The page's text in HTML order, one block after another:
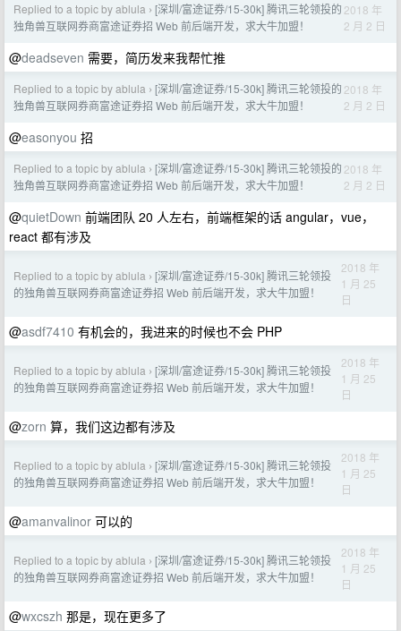
Replied to a topic by ablula › [深圳/富途证券/15-30k] 腾讯三轮领投的
独角兽互联网券商富途证券招 Web 前后端开发，求大牛加盟！
2018 年
2 月 2 日
@deadseven 需要，简历发来我帮忙推
Replied to a topic by ablula › [深圳/富途证券/15-30k] 腾讯三轮领投的
独角兽互联网券商富途证券招 Web 前后端开发，求大牛加盟！
2018 年
2 月 2 日
@easonyou 招
Replied to a topic by ablula › [深圳/富途证券/15-30k] 腾讯三轮领投的
独角兽互联网券商富途证券招 Web 前后端开发，求大牛加盟！
2018 年
2 月 2 日
@quietDown 前端团队 20 人左右，前端框架的话 angular，vue，
react 都有涉及
Replied to a topic by ablula › [深圳/富途证券/15-30k] 腾讯三轮领投
的独角兽互联网券商富途证券招 Web 前后端开发，求大牛加盟！
2018 年
1 月 25
日
@asdf7410 有机会的，我进来的时候也不会 PHP
Replied to a topic by ablula › [深圳/富途证券/15-30k] 腾讯三轮领投
的独角兽互联网券商富途证券招 Web 前后端开发，求大牛加盟！
2018 年
1 月 25
日
@zorn 算，我们这边都有涉及
Replied to a topic by ablula › [深圳/富途证券/15-30k] 腾讯三轮领投
的独角兽互联网券商富途证券招 Web 前后端开发，求大牛加盟！
2018 年
1 月 25
日
@amanvalinor 可以的
Replied to a topic by ablula › [深圳/富途证券/15-30k] 腾讯三轮领投
的独角兽互联网券商富途证券招 Web 前后端开发，求大牛加盟！
2018 年
1 月 25
日
@wxcszh 那是，现在更多了